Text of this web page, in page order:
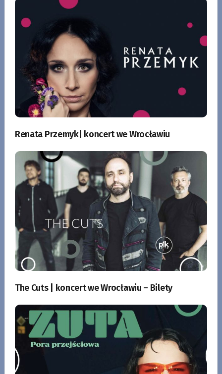
Renata Przemyk| koncert we Wrocławiu
The Cuts | koncert we Wrocławiu – Bilety